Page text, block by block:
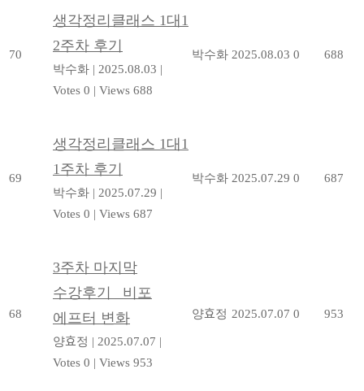
70
생각정리클래스 1대1
2주차 후기
박수화 | 2025.08.03 |
Votes 0 | Views 688
박수화 2025.08.03 0 688
69
생각정리클래스 1대1
1주차 후기
박수화 | 2025.07.29 |
Votes 0 | Views 687
박수화 2025.07.29 0 687
68
3주차 마지막
수강후기 _비포
에프터 변화
양효정 | 2025.07.07 |
Votes 0 | Views 953
양효정 2025.07.07 0 953